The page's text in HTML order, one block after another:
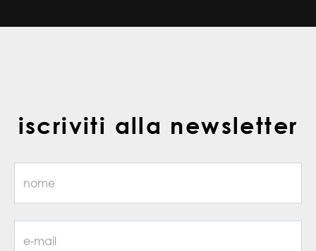
iscriviti alla newsletter